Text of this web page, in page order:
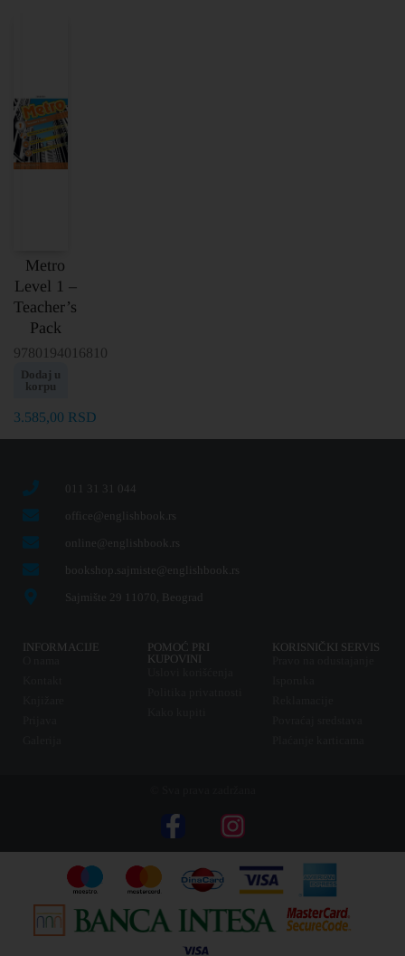
Metro
Level 1 –
Teacher’s
Pack
9780194016810
Dodaj u
korpu
3.585,00 RSD
011 31 31 044
office@englishbook.rs
online@englishbook.rs
bookshop.sajmiste@englishbook.rs
Sajmište 29 11070, Beograd
INFORMACIJE
POMOĆ PRI
KUPOVINI
KORISNIČKI SERVIS